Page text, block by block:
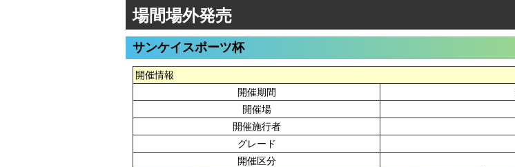
場間場外発売
サンケイスポーツ杯
開催情報
開催期間
開催場
開催施行者
グレード
開催区分